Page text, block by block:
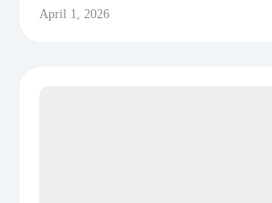
April 1, 2026